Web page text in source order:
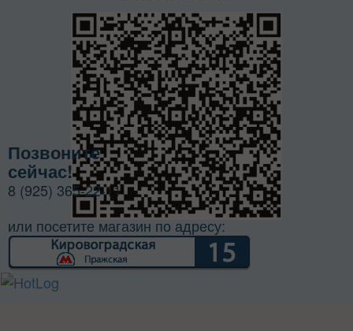
Позвоните
сейчас!
8 (925) 365-22-11
или посетите магазин по адресу: